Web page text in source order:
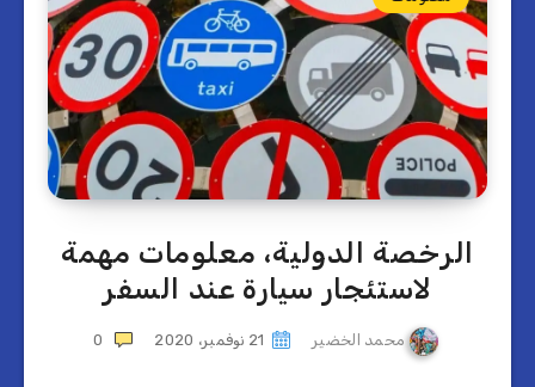
الرخصة الدولية، معلومات مهمة
لاستئجار سيارة عند السفر
محمد الخضير 21 نوفمبر، 2020 0